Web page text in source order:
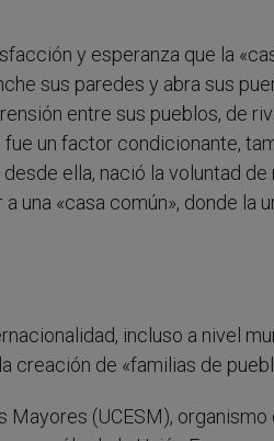
y esperanza que la
sus paredes y abra sus
entre sus pueblos, de
un factor condicionante,
ella, nació la voluntad
una «casa común», donde la
incluso a nivel
creación de «familias de
(UCESM),